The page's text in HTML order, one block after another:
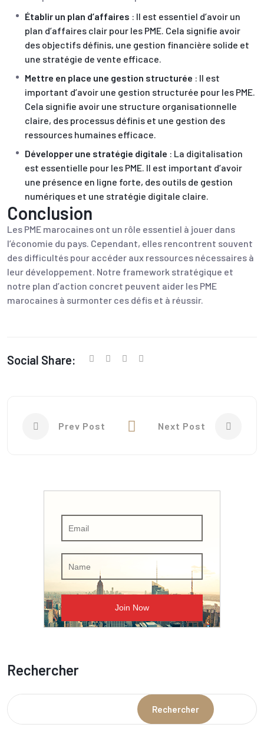
Établir un plan d’affaires : Il est essentiel d’avoir un
plan d’affaires clair pour les PME. Cela signifie avoir
des objectifs définis, une gestion financière solide et
une stratégie de vente efficace.
Mettre en place une gestion structurée : Il est
important d’avoir une gestion structurée pour les PME.
Cela signifie avoir une structure organisationnelle
claire, des processus définis et une gestion des
ressources humaines efficace.
Développer une stratégie digitale : La digitalisation
est essentielle pour les PME. Il est important d’avoir
une présence en ligne forte, des outils de gestion
numériques et une stratégie digitale claire.
Conclusion
Les PME marocaines ont un rôle essentiel à jouer dans
l’économie du pays. Cependant, elles rencontrent souvent
des difficultés pour accéder aux ressources nécessaires à
leur développement. Notre framework stratégique et
notre plan d’action concret peuvent aider les PME
marocaines à surmonter ces défis et à réussir.
Social Share:
Prev Post Next Post
Rechercher
Rechercher